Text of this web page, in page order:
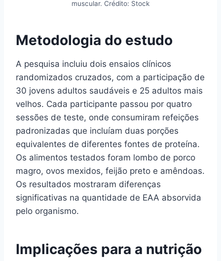
muscular. Crédito: Stock
Metodologia do estudo
A pesquisa incluiu dois ensaios clínicos
randomizados cruzados, com a participação de
30 jovens adultos saudáveis e 25 adultos mais
velhos. Cada participante passou por quatro
sessões de teste, onde consumiram refeições
padronizadas que incluíam duas porções
equivalentes de diferentes fontes de proteína.
Os alimentos testados foram lombo de porco
magro, ovos mexidos, feijão preto e amêndoas.
Os resultados mostraram diferenças
significativas na quantidade de EAA absorvida
pelo organismo.
Implicações para a nutrição